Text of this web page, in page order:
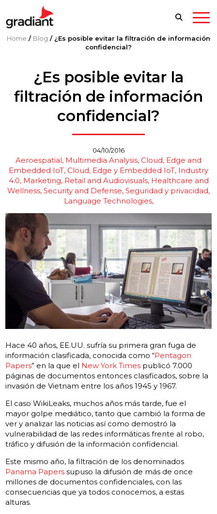
Home / Blog / ¿Es posible evitar la filtración de información
confidencial?
¿Es posible evitar la
filtración de información
confidencial?
04/10/2016
Aeroespatial Multimedia Analysis Cloud, Edge and
Embedded IoT Cloud, Edge y Embedded IoT Industry
4.0 Marketing, Retail and Audiovisuals Healthcare and
Wellness Security and Defense Seguridad y privacidad
Language Technologies
Hace 40 años, EE.UU. sufría su primera gran fuga de
información clasificada, conocida como “Pentagon
Papers” en la que el New York Times publicó 7.000
páginas de documentos entonces clasificados, sobre la
invasión de Vietnam entre los años 1945 y 1967.
El caso WikiLeaks, muchos años más tarde, fue el
mayor golpe mediático, tanto que cambió la forma de
ver y analizar las noticias así como demostró la
vulnerabilidad de las redes informáticas frente al robo,
tráfico y difusión de la información confidencial.
Este mismo año, la filtración de los denominados
Panama Papers supuso la difusión de más de once
millones de documentos confidenciales, con las
consecuencias que ya todos conocemos, a estas
alturas.